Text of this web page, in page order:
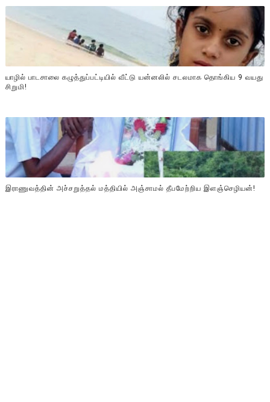
யாழில் பாடசாலை கழுத்துப்பட்டியில் வீட்டு யன்னலில் சடலமாக தொங்கிய 9 வயது
சிறுமி!
இராணுவத்தின் அச்சறுத்தல் மத்தியில் அஞ்சாமல் தீபமேற்றிய இளஞ்செழியன்!